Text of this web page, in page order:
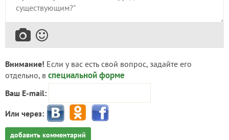
Внимание! Если у вас есть свой вопрос, задайте его
отдельно, в специальной форме
Ваш E-mail:
Или через:
добавить комментарий